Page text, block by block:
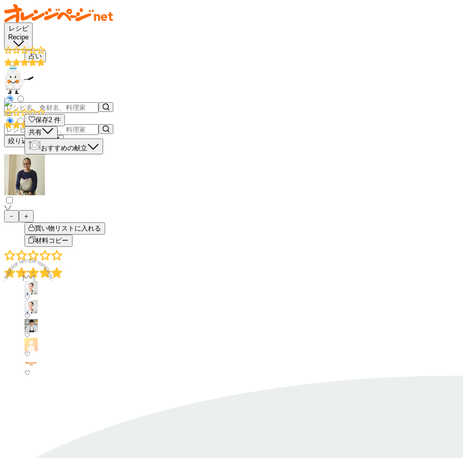
レシピ
Recipe
占い
絞り込み検索
保存2 件
共有
おすすめの献立
－
＋
買い物リストに入れる
材料コピー